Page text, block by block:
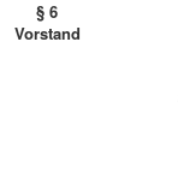
§ 6
Vorstand